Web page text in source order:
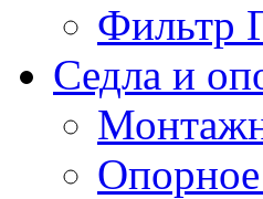
Фильтр
Седла и
Опорное